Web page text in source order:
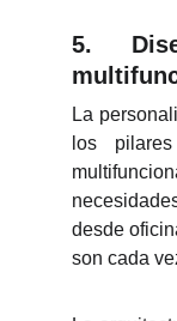
5.
La
los
desde
son cada